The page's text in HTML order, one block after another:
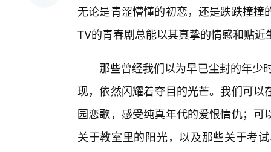
无论是青涩懵懂的初恋，还是跌跌撞
TV的青春剧总能以其真挚的情感和贴
那些曾经我们以为早已尘封的年少
现，依然闪耀着夺目的光芒。我们可
园恋歌，感受纯真年代的爱恨情仇；
关于教室里的阳光，以及那些关于考